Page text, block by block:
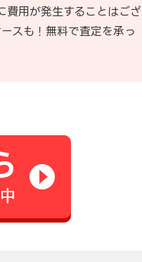
費用が発生することはござ
スも！無料で査定を承っ